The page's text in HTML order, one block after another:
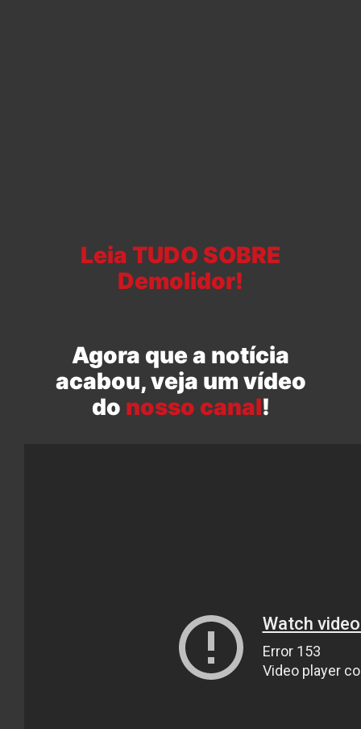
Leia TUDO SOBRE
Demolidor!
Agora que a notícia
acabou, veja um vídeo
do nosso canal!